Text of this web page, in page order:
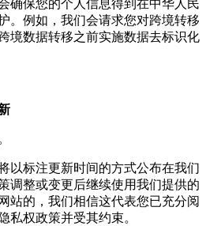
确保您的个人信息得到在中华人民
。例如，我们会请求您对跨境转移
境数据转移之前实施数据去标识化
以标注更新时间的方式公布在我们
调整或变更后继续使用我们提供的
站的，我们相信这代表您已充分阅
私权政策并受其约束。